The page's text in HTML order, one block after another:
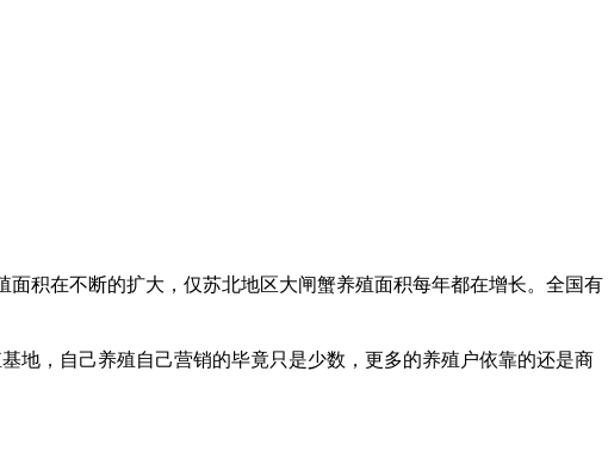
积在不断的扩大，仅苏北地区大闸蟹养殖面积每年都在增长。全国有
，自己养殖自己营销的毕竟只是少数，更多的养殖户依靠的还是商